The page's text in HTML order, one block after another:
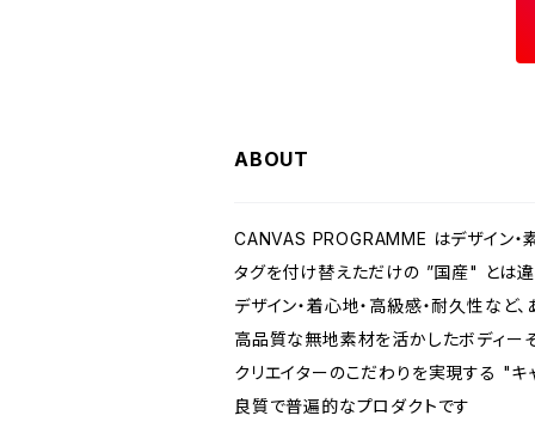
ABOUT
CANVAS PROGRAMME はデザイン・
タグを付け替えただけの ”国産" とは
デザイン・着心地・高級感・耐久性など
高品質な無地素材を活かしたボディー
クリエイターのこだわりを実現する "キ
良質で普遍的なプロダクトです